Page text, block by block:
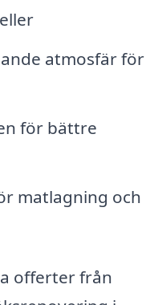
atmosfär för
för bättre
matlagning och
offerter från